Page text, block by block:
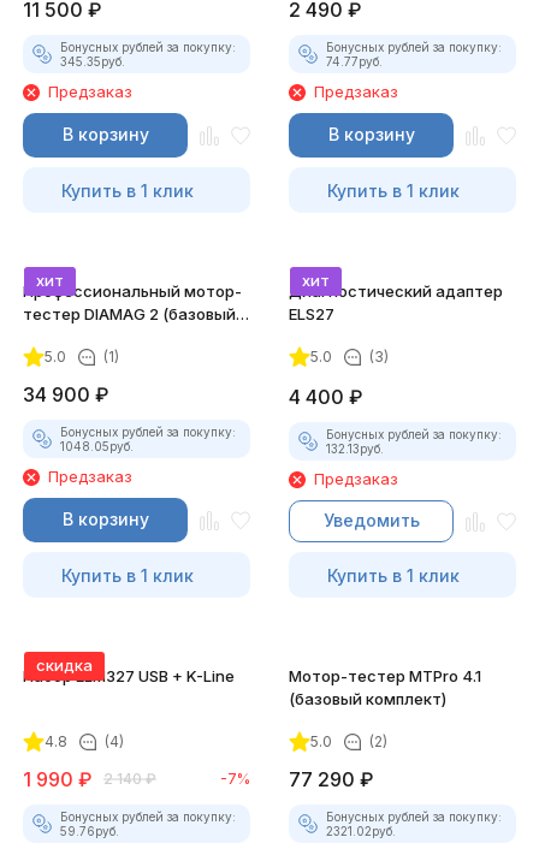
11 500 ₽
Бонусных рублей за покупку:
345.35руб.
Предзаказ
В корзину
Купить в 1 клик
2 490 ₽
Бонусных рублей за покупку:
74.77руб.
Предзаказ
В корзину
Купить в 1 клик
хит
Профессиональный мотор-
тестер DIAMAG 2 (базовый
5.0 (1)
34 900 ₽
Бонусных рублей за покупку:
1048.05руб.
Предзаказ
В корзину
Купить в 1 клик
хит
Диагностический адаптер
ELS27
5.0 (3)
4 400 ₽
Бонусных рублей за покупку:
132.13руб.
Предзаказ
Уведомить
Купить в 1 клик
скидка
Набор ELM327 USB + K-Line
4.8 (4)
1 990 ₽ 2 140 ₽ -7%
Бонусных рублей за покупку:
59.76руб.
Мотор-тестер MTPro 4.1
(базовый комплект)
5.0 (2)
77 290 ₽
Бонусных рублей за покупку:
2321.02руб.